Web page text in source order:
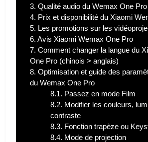
3. Qualité audio du Wemax One Pro
4. Prix et disponibilité du Xiaomi
5. Les promotions sur les
6. Avis Xiaomi Wemax One Pro
7. Comment changer la langue du
One Pro (chinois > anglais)
8. Optimisation et guide des
du Wemax One Pro
8.1. Passez en mode Film
8.2. Modifier les couleurs,
contraste
8.3. Fonction trapèze ou
8.4. Mode de projection